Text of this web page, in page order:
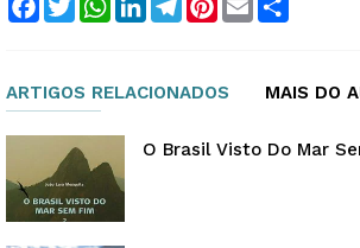
ARTIGOS RELACIONADOS MAIS DO
O Brasil Visto Do Mar